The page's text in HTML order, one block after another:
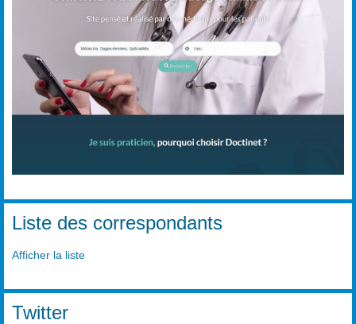
Liste des correspondants
Afficher la liste
Twitter